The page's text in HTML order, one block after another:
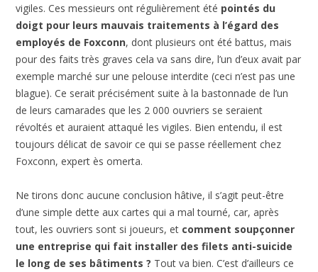
vigiles. Ces messieurs ont régulièrement été pointés du
doigt pour leurs mauvais traitements à l’égard des
employés de Foxconn, dont plusieurs ont été battus, mais
pour des faits très graves cela va sans dire, l’un d’eux avait par
exemple marché sur une pelouse interdite (ceci n’est pas une
blague). Ce serait précisément suite à la bastonnade de l’un
de leurs camarades que les 2 000 ouvriers se seraient
révoltés et auraient attaqué les vigiles. Bien entendu, il est
toujours délicat de savoir ce qui se passe réellement chez
Foxconn, expert ès omerta.
Ne tirons donc aucune conclusion hâtive, il s’agit peut-être
d’une simple dette aux cartes qui a mal tourné, car, après
tout, les ouvriers sont si joueurs, et comment soupçonner
une entreprise qui fait installer des filets anti-suicide
le long de ses bâtiments ? Tout va bien. C’est d’ailleurs ce